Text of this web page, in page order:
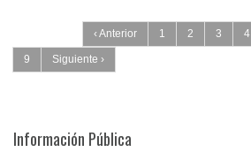
Páginas
‹ Anterior 1 2 3 4
9 Siguiente ›
Información Pública